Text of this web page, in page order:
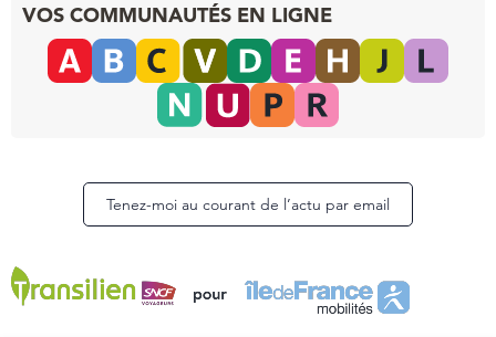
VOS COMMUNAUTÉS EN LIGNE
Tenez-moi au courant de l’actu par email